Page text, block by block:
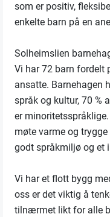
som er positiv,
enkelte barn på en
Solheimslien
Vi har 72 barn fordelt
ansatte. Barnehagen
språk og kultur, 70 %
er
møte varme og
godt språkmiljø og et
Vi har et flott bygg
oss er det viktig å
tilnærmet likt for alle